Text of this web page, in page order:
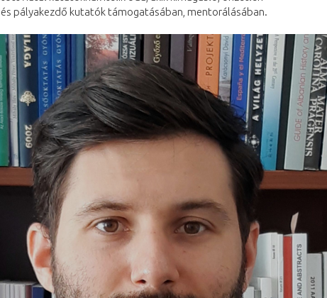
pályakezdő kutatók támogatásában, mentorálásában.